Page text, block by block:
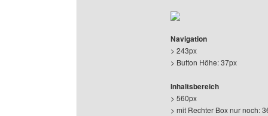
Navigation
> 243px
> Button Höhe: 37px
Inhaltsbereich
> 560px
> mit Rechter Box nur noch: